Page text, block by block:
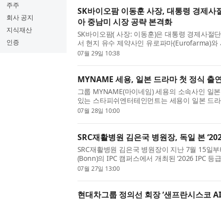
주주
회사 공지
지식재산
인증
SK바이오팜 이동훈 사장, 대통령 경제
아 중남미 시장 공략 본격화
SK바이오팜( 사장: 이동훈)은 대통령 경제사절
서 현지 유수 제약사인 유로파마(Eurofarma)
(MOU)을 체결하고 세노바메이트 브라질 출시
07월 29일 10:38
MYNAME 세용, 일본 드라마 첫 정식 출
그룹 MYNAME(마이네임) 세용의 소속사인 일
있는 스타피쉬엔터테인먼트는 세용이 일본 드
새로운 도전에 나섰다고 밝혔다. 세용은 후지
07월 28일 10:00
SRC재활병원 김은국 병원장, 독일 본
SRC재활병원 김은국 병원장이 지난 7월 15일
(Bonn)의 IPC 캠퍼스에서 개최된 ‘2026 IPC
Meeting)’에 대한장애인체육회 등급분류 위원
07월 27일 13:00
현대차그룹 정의선 회장 ‘샌프란시스코